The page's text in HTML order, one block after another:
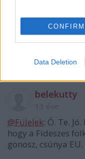
CONFIRM
Data Deletion
Arról kár h nincs
box és az antenna
majd a mostani
belekutty
@Fülelek: Ó. Te.
hogy a Fideszes
gonosz, csúnya EU.